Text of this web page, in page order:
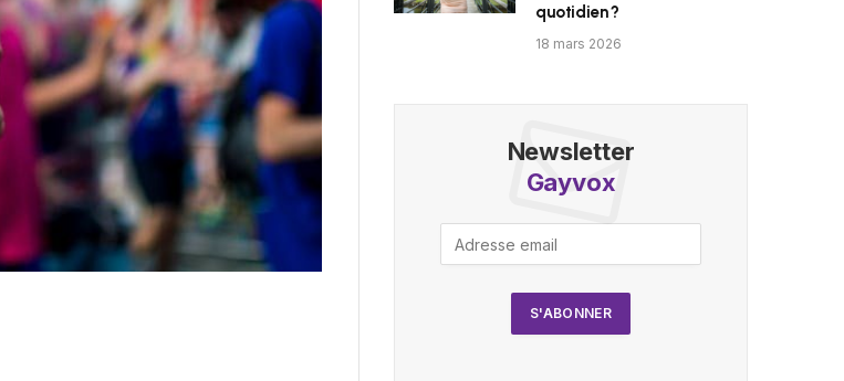
quotidien ?
18 mars 2026
Newsletter
Gayvox